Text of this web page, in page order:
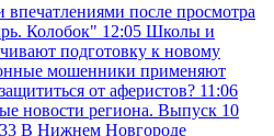
после просмотра
Колобок" 12:05 Школы и
подготовку к новому
мошенники применяют
от аферистов? 11:06
новости региона. Выпуск 10
В Нижнем Новгороде